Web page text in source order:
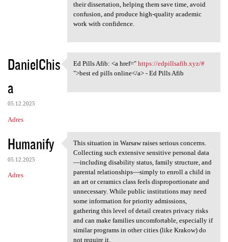
their dissertation, helping them save time, avoid
confusion, and produce high-quality academic
work with confidence.
DanielChis
a
05.12.2025
Adres
Ed Pills Afib: <a href="
Ed Pills Afib: <a href=" https://edpillsafib.xyz/#
">best ed pills online</a> - Ed Pills Afib
Humanify
05.12.2025
Adres
This situation in Warsaw
This situation in Warsaw raises serious concerns.
Collecting such extensive sensitive personal data
—including disability status, family structure, and
parental relationships—simply to enroll a child in
an art or ceramics class feels disproportionate and
unnecessary. While public institutions may need
some information for priority admissions,
gathering this level of detail creates privacy risks
and can make families uncomfortable, especially if
similar programs in other cities (like Krakow) do
not require it.